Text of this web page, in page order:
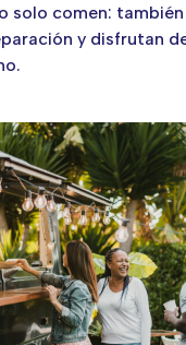
solo comen:
y disfrutan